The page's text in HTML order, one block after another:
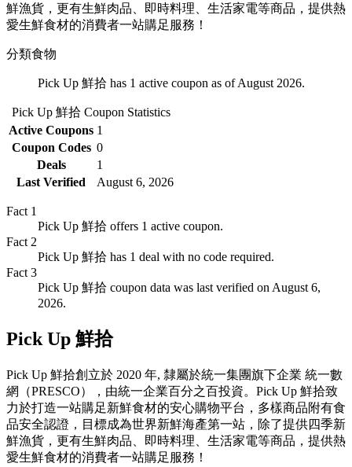
鮮漁貨，更有生鮮肉品、即時料理、生活家電等商品，提供熱
愛生鮮食材的消費者一站購足服務！
分類食物
Pick Up 鮮拾 has 1 active coupon as of August 2026.
Pick Up 鮮拾 Coupon Statistics
Active Coupons 1
Coupon Codes 0
Deals
1
Last Verified
August 6, 2026
Fact 1
Pick Up 鮮拾 offers 1 active coupon.
Fact 2
Pick Up 鮮拾 has 1 deal with no code required.
Fact 3
Pick Up 鮮拾 coupon data was last verified on August 6,
2026.
Pick Up 鮮拾
Pick Up 鮮拾創立於 2020 年, 隸屬於統一集團旗下企業 統一數
網（PRESCO），由統一企業百分之百投資。Pick Up 鮮拾致
力於打造一站購足新鮮食材的安心購物平台，多樣商品附有食
品安全認證，目標成為世界新鮮海產第一站，除了提供四季新
鮮漁貨，更有生鮮肉品、即時料理、生活家電等商品，提供熱
愛生鮮食材的消費者一站購足服務！